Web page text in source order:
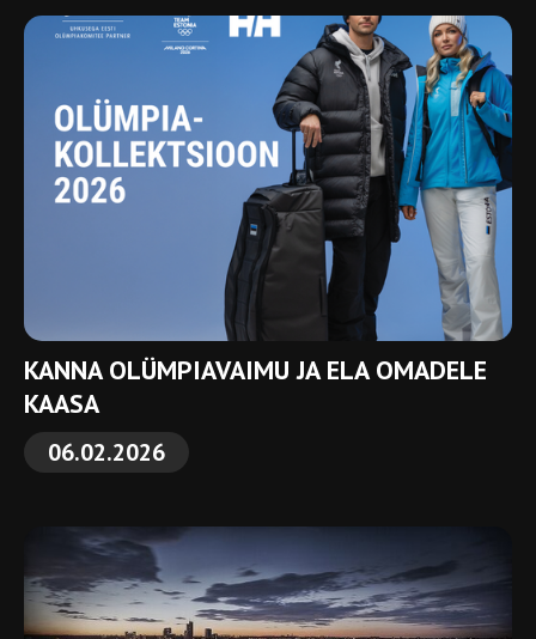
KANNA OLÜMPIAVAIMU JA ELA OMADELE
KAASA
06.02.2026